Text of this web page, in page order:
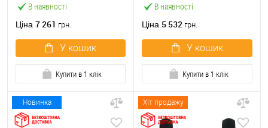
В наявності
штанги
Ціна 7 261 грн.
У кошик
Купити в 1 клік
В наявності
штанги
Ціна 5 532 грн.
У кошик
Купити в 1 клік
Новинка Хіт продажу